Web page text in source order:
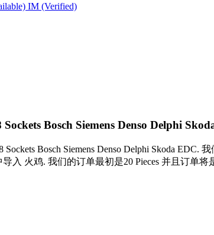
IM (Verified)
Bosch Siemens Denso Delphi
Bosch Siemens Denso Delphi Skoda
导入 火鸡. 我们的订单最初是20 Pieces 并且订单将